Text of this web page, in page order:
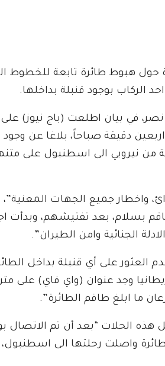
هبوط طائرة تابعة للخطوط
الركاب بوجود قنبلة بداخلها.
في بيان اطلعت (باج نيوز)
دقيقة صباحاً، بلاغا عن
واخطار جميع الجهات
بسلام، بعد تفتيشهم،
الجنائية وامن الطيران”.
على أي قنبلة بداخل
وجد عنوان (واي فاي) على
الحلات “بعد أن تم الاتصال
واصلت رحلتها الى